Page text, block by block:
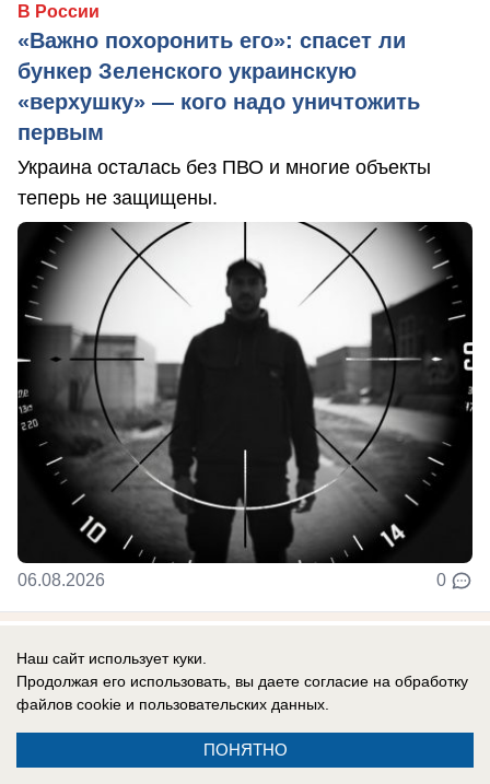
В России
«Важно похоронить его»: спасет ли
бункер Зеленского украинскую
«верхушку» — кого надо уничтожить
первым
Украина осталась без ПВО и многие объекты
теперь не защищены.
06.08.2026 0
Новости СМИ2
Наш сайт использует куки.
Продолжая его использовать, вы даете согласие на обработку
файлов cookie и пользовательских данных.
ПОНЯТНО